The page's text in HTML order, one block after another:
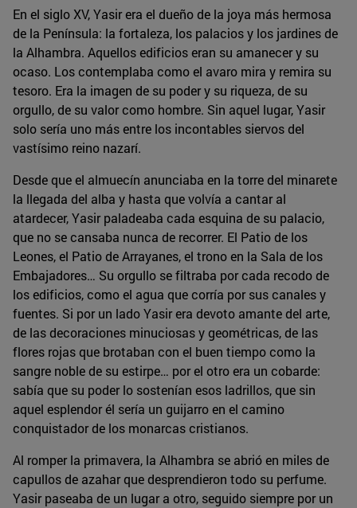
En el siglo XV, Yasir era el dueño de la joya más hermosa
de la Península: la fortaleza, los palacios y los jardines de
la Alhambra. Aquellos edificios eran su amanecer y su
ocaso. Los contemplaba como el avaro mira y remira su
tesoro. Era la imagen de su poder y su riqueza, de su
orgullo, de su valor como hombre. Sin aquel lugar, Yasir
solo sería uno más entre los incontables siervos del
vastísimo reino nazarí.
Desde que el almuecín anunciaba en la torre del minarete
la llegada del alba y hasta que volvía a cantar al
atardecer, Yasir paladeaba cada esquina de su palacio,
que no se cansaba nunca de recorrer. El Patio de los
Leones, el Patio de Arrayanes, el trono en la Sala de los
Embajadores… Su orgullo se filtraba por cada recodo de
los edificios, como el agua que corría por sus canales y
fuentes. Si por un lado Yasir era devoto amante del arte,
de las decoraciones minuciosas y geométricas, de las
flores rojas que brotaban con el buen tiempo como la
sangre noble de su estirpe… por el otro era un cobarde:
sabía que su poder lo sostenían esos ladrillos, que sin
aquel esplendor él sería un guijarro en el camino
conquistador de los monarcas cristianos.
Al romper la primavera, la Alhambra se abrió en miles de
capullos de azahar que desprendieron todo su perfume.
Yasir paseaba de un lugar a otro, seguido siempre por un